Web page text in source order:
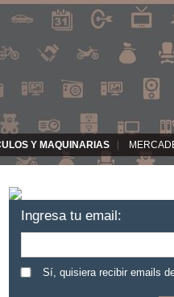
Y MAQUINARIAS
Ingresa tu email:
Sí, quisiera recibir emails